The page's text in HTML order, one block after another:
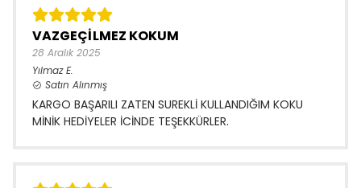
VAZGEÇİLMEZ KOKUM
28 Aralık 2025
Yılmaz E.
Satın Alınmış
KARGO BAŞARILI ZATEN SUREKLİ KULLANDIĞIM KOKU
MİNİK HEDİYELER İCİNDE TEŞEKKÜRLER.